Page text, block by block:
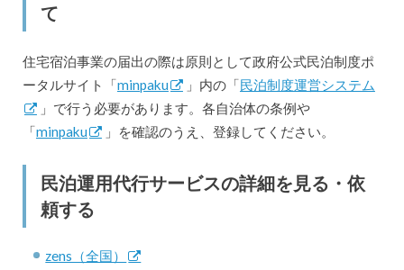
て
住宅宿泊事業の届出の際は原則として政府公式民泊制度ポ
ータルサイト「minpaku 」内の「民泊制度運営システム
」で行う必要があります。各自治体の条例や
「minpaku 」を確認のうえ、登録してください。
民泊運用代行サービスの詳細を見る・依
頼する
zens（全国）